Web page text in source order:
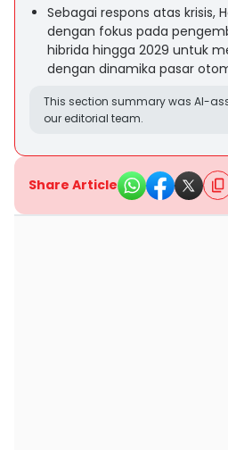
Sebagai respons atas krisis,
dengan fokus pada
hibrida hingga 2029 untuk
dengan dinamika pasar
This section summary was AI-
our editorial team.
Share Article